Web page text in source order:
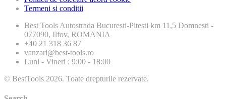
Termeni si conditii
Best Tools Autostrada Bucuresti-Pitesti km 11,5 Domnesti -
077090, Ilfov, ROMANIA
+40 21 318 36 87
vanzari@best-tools.ro
Luni - Vineri : 9:00 - 18:00
© BestTools 2026. Toate drepturile rezervate.